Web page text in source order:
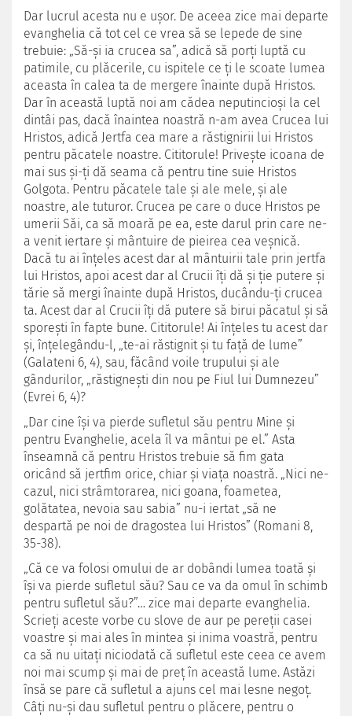
Dar lucrul acesta nu e uşor. De aceea zice mai departe
evanghelia că tot cel ce vrea să se lepede de sine
trebuie: „Să-şi ia crucea sa”, adică să porţi luptă cu
patimile, cu plăcerile, cu ispitele ce ţi le scoate lumea
aceasta în calea ta de mergere înainte după Hristos.
Dar în această luptă noi am cădea neputincioşi la cel
dintâi pas, dacă înaintea noastră n-am avea Crucea lui
Hristos, adică Jertfa cea mare a răstignirii lui Hristos
pentru păcatele noastre. Cititorule! Priveşte icoana de
mai sus şi-ţi dă seama că pentru tine suie Hristos
Golgota. Pentru păcatele tale şi ale mele, şi ale
noastre, ale tuturor. Cru­cea pe care o duce Hristos pe
umerii Săi, ca să moară pe ea, este darul prin care ne-
a venit iertare şi mântuire de pieirea cea veşnică.
Dacă tu ai înţeles acest dar al mântuirii tale prin jertfa
lui Hristos, apoi acest dar al Crucii îţi dă şi ţie putere şi
tărie să mergi înainte după Hristos, ducându-ţi crucea
ta. Acest dar al Crucii îţi dă putere să birui păcatul şi să
sporeşti în fapte bune. Cititorule! Ai înţeles tu acest dar
şi, înţelegându-l, „te-ai răstignit şi tu faţă de lume”
(Galateni 6, 4), sau, fă­când voile trupului şi ale
gândurilor, „ră­stigneşti din nou pe Fiul lui Dumnezeu”
(Evrei 6, 4)?
„Dar cine îşi va pierde sufletul său pentru Mine şi
pentru Evanghelie, acela îl va mântui pe el.” Asta
înseamnă că pentru Hristos trebuie să fim gata
oricând să jert­fim orice, chiar şi viaţa noastră. „Nici ne­
cazul, nici strâmtorarea, nici goana, foa­metea,
golătatea, nevoia sau sabia” nu-i iertat „să ne
despartă pe noi de dragostea lui Hristos” (Romani 8,
35-38).
„Că ce va folosi omului de ar do­bândi lumea toată şi
îşi va pierde sufletul său? Sau ce va da omul în schimb
pentru sufletul său?”… zice mai departe evan­ghelia.
Scrieţi aceste vorbe cu slove de aur pe pereţii casei
voastre şi mai ales în mintea şi inima voastră, pentru
ca să nu uitaţi niciodată că sufletul este ceea ce avem
noi mai scump şi mai de preţ în această lume. Astăzi
însă se pare că sufletul a ajuns cel mai lesne negoţ.
Câţi nu-şi dau sufletul pentru o plăcere, pentru o